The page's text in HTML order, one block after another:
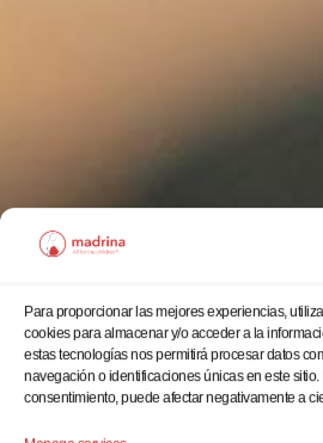
Para proporcionar las mejores experiencias,
cookies para almacenar y/o acceder a la
estas tecnologías nos permitirá procesar datos
navegación o identificaciones únicas en este sitio.
consentimiento, puede afectar negativamente a